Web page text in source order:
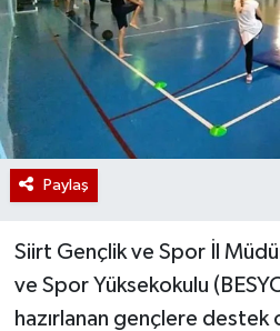
Paylaş
Siirt Gençlik ve Spor İl
ve Spor Yüksekokulu
hazırlanan gençlere destek